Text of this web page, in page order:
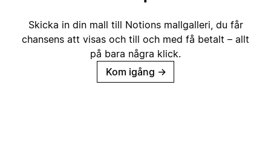
Skicka in din mall till Notions mallgalleri, du får
chansens att visas och till och med få betalt – allt
på bara några klick.
Kom igång →